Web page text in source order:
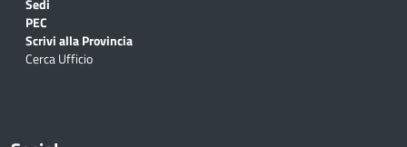
Sedi
PEC
Scrivi alla Provincia
Cerca Ufficio